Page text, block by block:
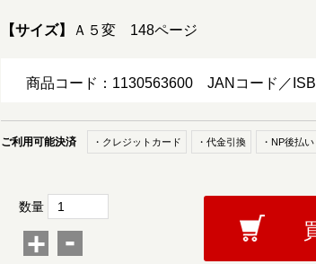
【サイズ】 Ａ５変 148ページ
商品コード：1130563600 JANコード／
ご利用可能決済 ・クレジットカード ・代金引換 ・NP後払い
数量
+ -